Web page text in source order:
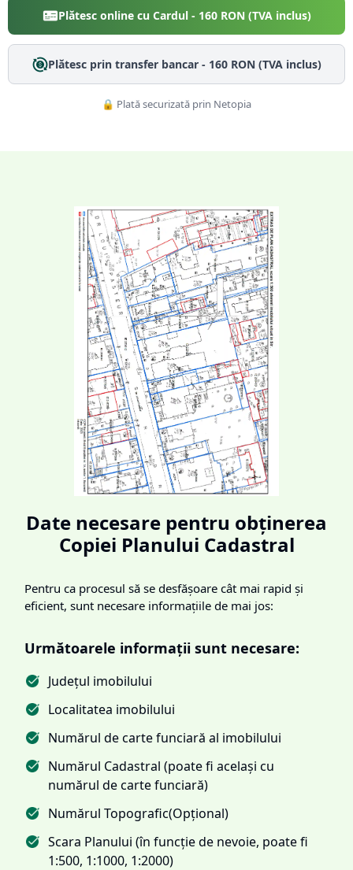
Plătesc online cu Cardul - 160RON (TVA inclus)
Plătesc prin transfer bancar - 160RON (TVA inclus)
🔒 Plată securizată prin Netopia
Date necesare pentru obținerea
Copiei Planului Cadastral
Pentru ca procesul să se desfășoare cât mai rapid și
eficient, sunt necesare informațiile de mai jos:
Următoarele informații sunt necesare:
Județul imobilului
Localitatea imobilului
Numărul de carte funciară al imobilului
Numărul Cadastral (poate fi același cu
numărul de carte funciară)
Numărul Topografic(Opțional)
Scara Planului (în funcție de nevoie, poate fi
1:500, 1:1000, 1:2000)